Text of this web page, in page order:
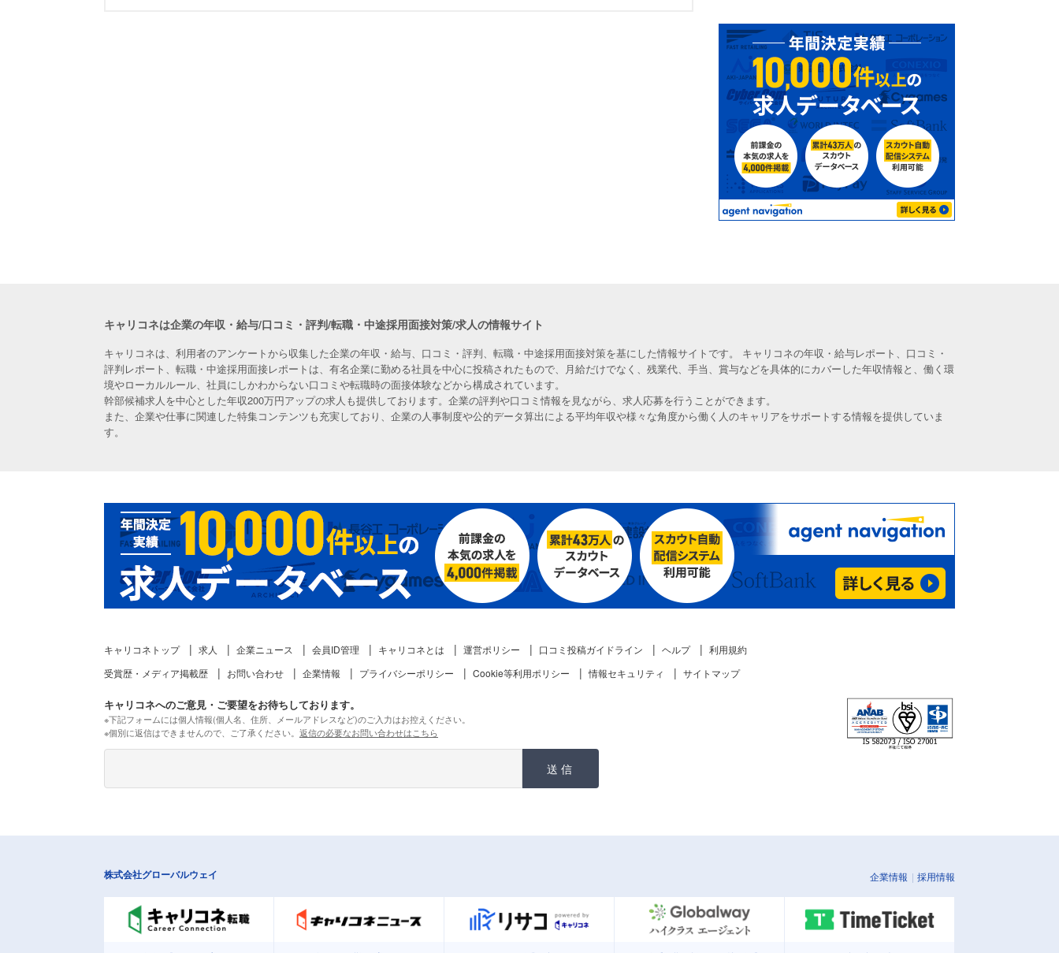
キャリコネは企業の年収・給与/口コミ・評判/転職・中途採用面接対策/求人の情報サイト
キャリコネは、利用者のアンケートから収集した企業の年収・給与、口コミ・評判、転職・中途採用面接対策を基にした情報サイトです。 キャリコネの年収・給与レポート、口コミ・
評判レポート、転職・中途採用面接レポートは、有名企業に勤める社員を中心に投稿されたもので、月給だけでなく、残業代、手当、賞与などを具体的にカバーした年収情報と、働く環
境やローカルルール、社員にしかわからない口コミや転職時の面接体験などから構成されています。
幹部候補求人を中心とした年収200万円アップの求人も提供しております。企業の評判や口コミ情報を見ながら、求人応募を行うことができます。
また、企業や仕事に関連した特集コンテンツも充実しており、企業の人事制度や公的データ算出による平均年収や様々な角度から働く人のキャリアをサポートする情報を提供していま
す。
キャリコネトップ 求人 企業ニュース 会員ID管理 キャリコネとは 運営ポリシー 口コミ投稿ガイドライン ヘルプ
利用規約
受賞歴・メディア掲載歴
お問い合わせ 企業情報 プライバシーポリシー Cookie等利用ポリシー 情報セキュリティ サイトマップ
キャリコネへのご意見・ご要望をお待ちしております。
※下記フォームには個人情報(個人名、住所、メールアドレスなど)のご入力はお控えください。
※個別に返信はできませんので、ご了承ください。 返信の必要なお問い合わせはこちら
送信
株式会社グローバルウェイ 企業情報 採用情報